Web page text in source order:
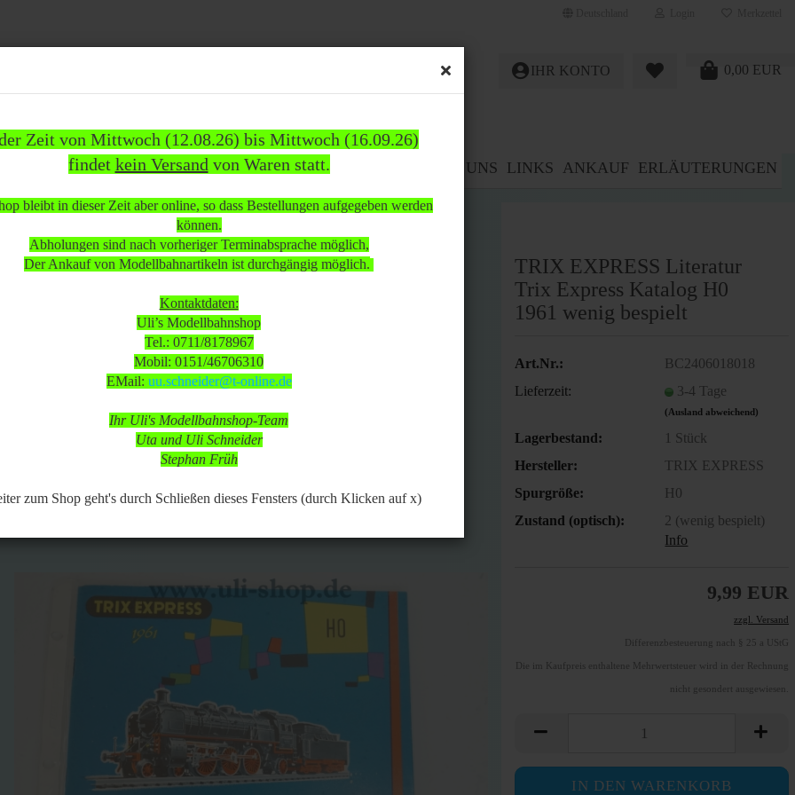
Zeit von Mittwoch (12.08.26) bis Mittwoch (16.09.26)
findet kein Versand von Waren statt.
bleibt in dieser Zeit aber online, so dass Bestellungen aufgegeben werden
können.
Abholungen sind nach vorheriger Terminabsprache möglich,
Der Ankauf von Modellbahnartikeln ist durchgängig möglich.
Kontaktdaten:
Uli’s Modellbahnshop
Tel.: 0711/8178967
Mobil: 0151/46706310
EMail: uu.schneider@t-online.de
Ihr Uli's Modellbahnshop-Team
Uta und Uli Schneider
Stephan Früh
zum Shop geht's durch Schließen dieses Fensters (durch Klicken auf x)
0,00 EUR
IHR KONTO
INFOS KUNDEN ÜBER UNS LINKS ANKAUF ERLÄUTERUNGEN
WEITERE
» »
Trix Express Katalog H0 1961 wenig bespielt
(12.08.26) bis Mittwoch (16.09.26)
dieser Zeit aber online, so dass Bestellungen aufgegeben werden können.
nach vorheriger Terminabsprache möglich,
Modellbahnartikeln ist durchgängig möglich.
weiter » Letzter »
TRIX EXPRESS Literatur
Trix Express Katalog H0
1961 wenig bespielt
Art.Nr.:
BC2406018018
Lieferzeit:
3-4 Tage
(Ausland abweichend)
Lagerbestand: 1 Stück
Hersteller:
TRIX EXPRESS
Spurgröße:
H0
Zustand (optisch):
2 (wenig bespielt)
Info
9,99 EUR
zzgl. Versand
Differenzbesteuerung nach § 25 a UStG
Die im Kaufpreis enthaltene Mehrwertsteuer wird in der Rechnung
nicht gesondert ausgewiesen.